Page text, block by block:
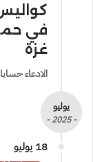
في
غزة
الادعاء
يوليو
- 2025 -
18 يوليو